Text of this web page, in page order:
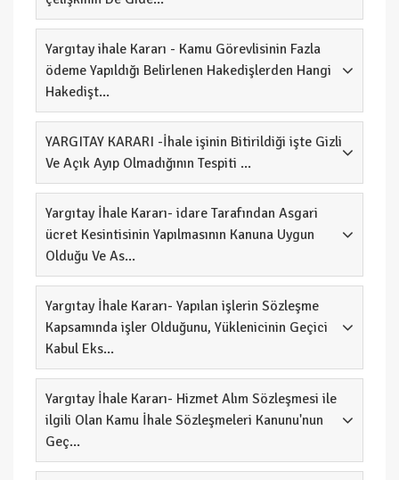
Yargıtay ihale Kararı - Kamu Görevlisinin Fazla
ödeme Yapıldığı Belirlenen Hakedişlerden Hangi
Hakedişt...
YARGITAY KARARI -İhale işinin Bitirildiği işte Gizli
Ve Açık Ayıp Olmadığının Tespiti ...
Yargıtay İhale Kararı- idare Tarafından Asgari
ücret Kesintisinin Yapılmasının Kanuna Uygun
Olduğu Ve As...
Yargıtay İhale Kararı- Yapılan işlerin Sözleşme
Kapsamında işler Olduğunu, Yüklenicinin Geçici
Kabul Eks...
Yargıtay İhale Kararı- Hizmet Alım Sözleşmesi ile
ilgili Olan Kamu İhale Sözleşmeleri Kanunu'nun
Geç...